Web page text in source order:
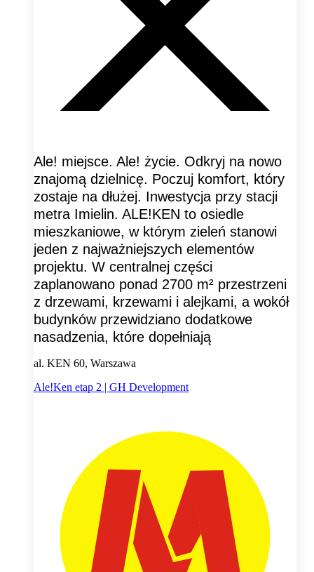
Ale! miejsce. Ale! życie. Odkryj na nowo
znajomą dzielnicę. Poczuj komfort, który
zostaje na dłużej. Inwestycja przy stacji
metra Imielin. ALE!KEN to osiedle
mieszkaniowe, w którym zieleń stanowi
jeden z najważniejszych elementów
projektu. W centralnej części
zaplanowano ponad 2700 m² przestrzeni
z drzewami, krzewami i alejkami, a wokół
budynków przewidziano dodatkowe
nasadzenia, które dopełniają
al. KEN 60, Warszawa
Ale!Ken etap 2 | GH Development